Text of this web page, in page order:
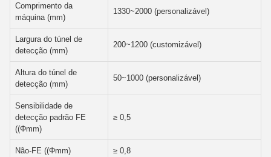
Comprimento da
máquina (mm)
1330~2000 (personalizável)
Largura do túnel de
detecção (mm)
200~1200 (customizável)
Altura do túnel de
detecção (mm)
50~1000 (personalizável)
Sensibilidade de
detecção padrão FE
((Φmm)
≥ 0,5
Não-FE ((Φmm) ≥ 0,8